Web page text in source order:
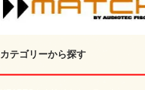
カテゴリーから探す